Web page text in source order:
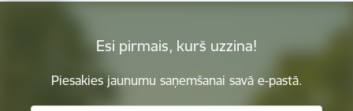
Esi pirmais, kurš uzzina!
Piesakies jaunumu saņemšanai savā e-pastā.